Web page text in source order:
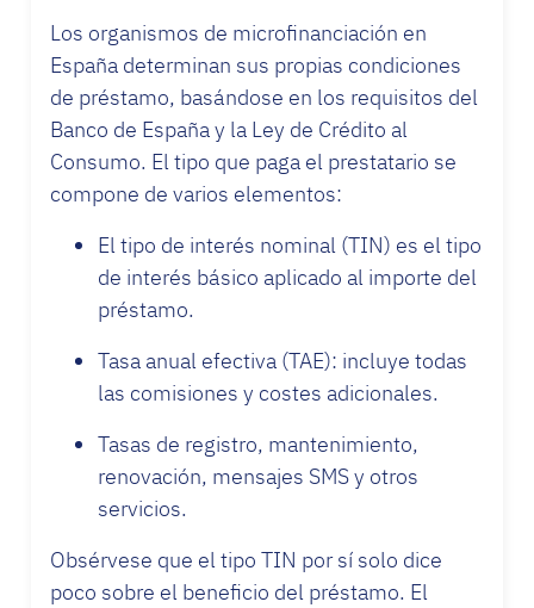
Los organismos de microfinanciación en
España determinan sus propias condiciones
de préstamo, basándose en los requisitos del
Banco de España y la Ley de Crédito al
Consumo. El tipo que paga el prestatario se
compone de varios elementos:
El tipo de interés nominal (TIN) es el tipo
de interés básico aplicado al importe del
préstamo.
Tasa anual efectiva (TAE): incluye todas
las comisiones y costes adicionales.
Tasas de registro, mantenimiento,
renovación, mensajes SMS y otros
servicios.
Obsérvese que el tipo TIN por sí solo dice
poco sobre el beneficio del préstamo. El